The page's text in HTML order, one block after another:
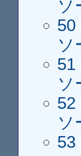
ソ
50
ソ
51
ソ
52
ソ
53